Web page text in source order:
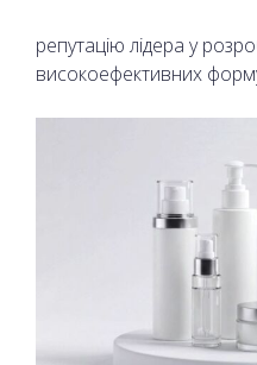
репутацію лідера у
високоефективних